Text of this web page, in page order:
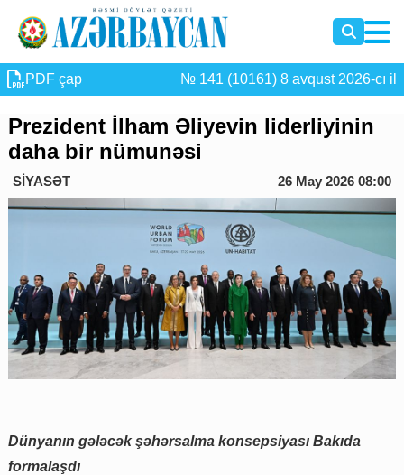
PDF çap № 141 (10161) 8 avqust 2026-cı il
Prezident İlham Əliyevin liderliyinin
daha bir nümunəsi
SİYASƏT 26 May 2026 08:00
Dünyanın gələcək şəhərsalma konsepsiyası Bakıda
formalaşdı